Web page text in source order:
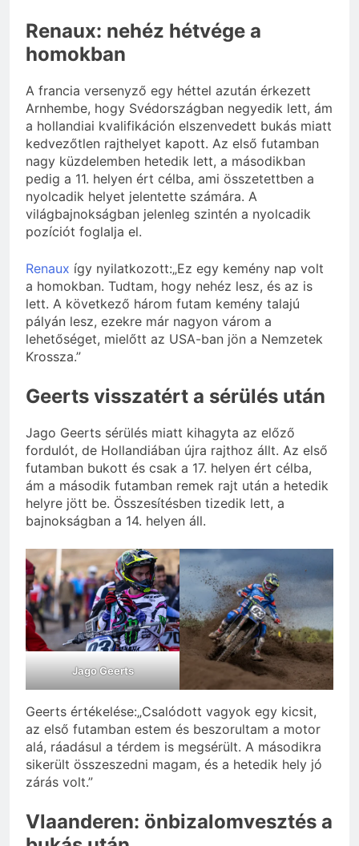
Renaux: nehéz hétvége a
homokban
A francia versenyző egy héttel azután érkezett
Arnhembe, hogy Svédországban negyedik lett, ám
a hollandiai kvalifikáción elszenvedett bukás miatt
kedvezőtlen rajthelyet kapott. Az első futamban
nagy küzdelemben hetedik lett, a másodikban
pedig a 11. helyen ért célba, ami összetettben a
nyolcadik helyet jelentette számára. A
világbajnokságban jelenleg szintén a nyolcadik
pozíciót foglalja el.
Renaux így nyilatkozott:„Ez egy kemény nap volt
a homokban. Tudtam, hogy nehéz lesz, és az is
lett. A következő három futam kemény talajú
pályán lesz, ezekre már nagyon várom a
lehetőséget, mielőtt az USA-ban jön a Nemzetek
Krossza.”
Geerts visszatért a sérülés után
Jago Geerts sérülés miatt kihagyta az előző
fordulót, de Hollandiában újra rajthoz állt. Az első
futamban bukott és csak a 17. helyen ért célba,
ám a második futamban remek rajt után a hetedik
helyre jött be. Összesítésben tizedik lett, a
bajnokságban a 14. helyen áll.
Jago Geerts
Geerts értékelése:„Csalódott vagyok egy kicsit,
az első futamban estem és beszorultam a motor
alá, ráadásul a térdem is megsérült. A másodikra
sikerült összeszedni magam, és a hetedik hely jó
zárás volt.”
Vlaanderen: önbizalomvesztés a